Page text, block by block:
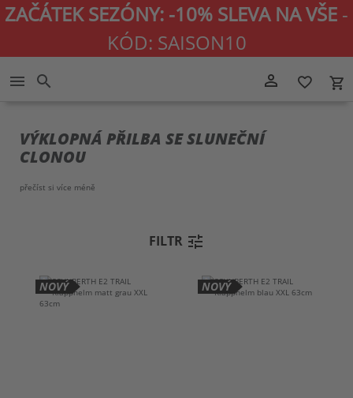
ZAČÁTEK SEZÓNY: -10% SLEVA NA VŠE -
KÓD: SAISON10
person_outline favorite_border local_grocery_store
menu search
VÝKLOPNÁ PŘILBA SE SLUNEČNÍ
CLONOU
přečíst si více méně
NOVÝ NOVÝ
FILTR tune